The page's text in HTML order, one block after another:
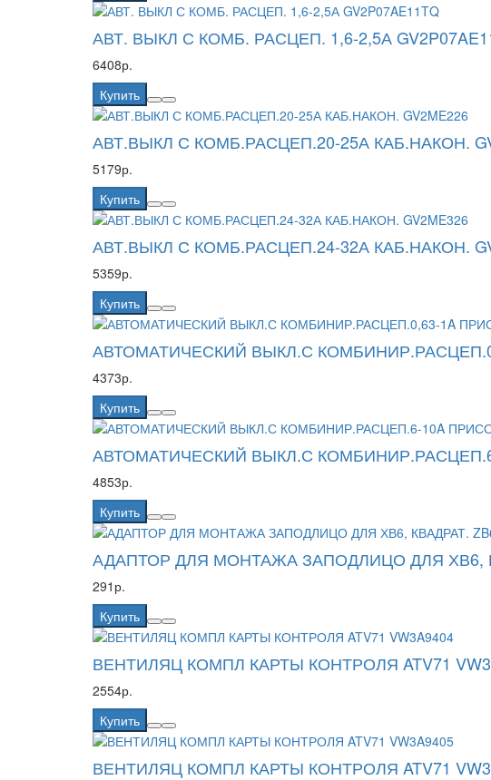
АВТ. ВЫКЛ С КОМБ. РАСЦЕП. 1,6-2,5А
6408р.
Купить
АВТ.ВЫКЛ С КОМБ.РАСЦЕП.20-25А КАБ.НАКОН.
5179р.
Купить
АВТ.ВЫКЛ С КОМБ.РАСЦЕП.24-32А КАБ.НАКОН.
5359р.
Купить
АВТОМАТИЧЕСКИЙ ВЫКЛ.С
4373р.
Купить
АВТОМАТИЧЕСКИЙ ВЫКЛ.С
4853р.
Купить
АДАПТОР ДЛЯ МОНТАЖА ЗАПОДЛИЦО ДЛЯ ХВ6,
291р.
Купить
ВЕНТИЛЯЦ КОМПЛ КАРТЫ КОНТРОЛЯ ATV71
2554р.
Купить
ВЕНТИЛЯЦ КОМПЛ КАРТЫ КОНТРОЛЯ ATV71